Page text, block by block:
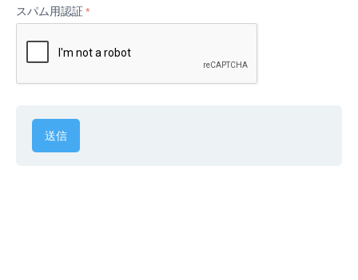
スパム用認証
送信